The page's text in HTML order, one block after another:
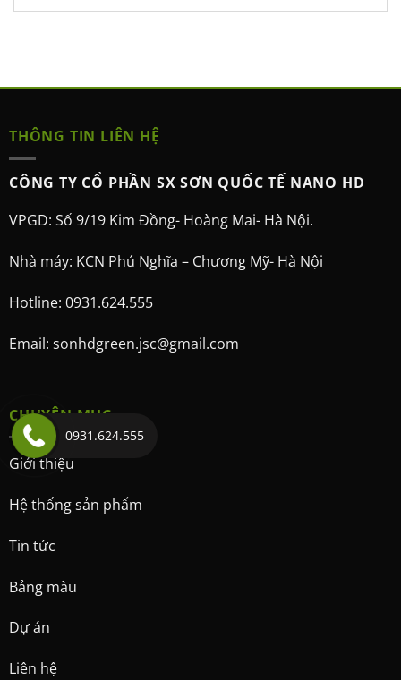
THÔNG TIN LIÊN HỆ
CÔNG TY CỔ PHẦN SX SƠN QUỐC TẾ NANO HD
VPGD: Số 9/19 Kim Đồng- Hoàng Mai- Hà Nội.
Nhà máy: KCN Phú Nghĩa – Chương Mỹ- Hà Nội
Hotline: 0931.624.555
Email: sonhdgreen.jsc@gmail.com
CHUYÊN MỤC
Giới thiệu
Hệ thống sản phẩm
Tin tức
Bảng màu
Dự án
Liên hệ
0931.624.555